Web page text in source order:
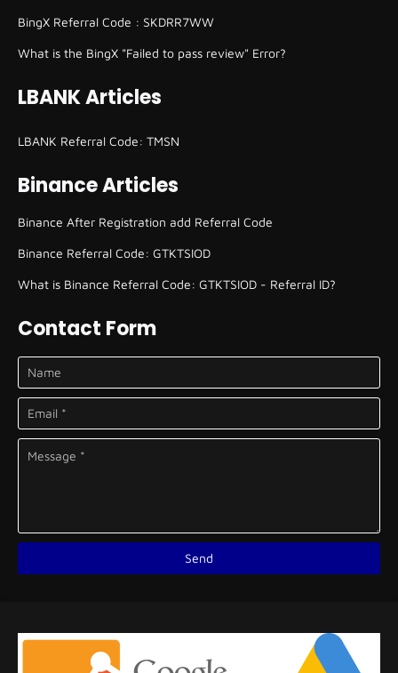
BingX Referral Code : SKDRR7WW
What is the BingX "Failed to pass review" Error?
LBANK Articles
LBANK Referral Code: TMSN
Binance Articles
Binance After Registration add Referral Code
Binance Referral Code: GTKTSIOD
What is Binance Referral Code: GTKTSIOD - Referral ID?
Contact Form